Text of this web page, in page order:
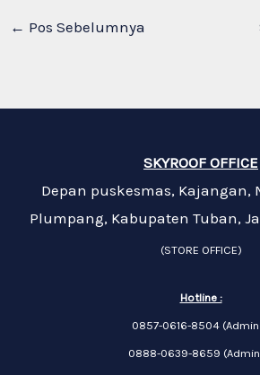
← Pos Sebelumnya
SKYROOF OFFICE
Depan puskesmas, Kajangan,
Plumpang, Kabupaten Tuban,
(STORE OFFICE)
Hotline :
0857-0616-8504 (Admin
0888-0639-8659